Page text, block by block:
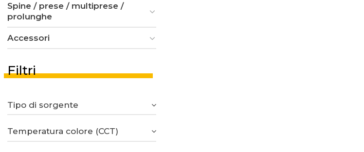
Spine / prese / multiprese /
prolunghe
Accessori
Filtri
Tipo di sorgente
Temperatura colore (CCT)